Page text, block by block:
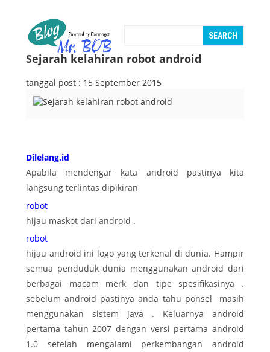
Sejarah kelahiran robot android
tanggal post : 15 September 2015
Dilelang.id
Apabila mendengar kata android pastinya kita
langsung terlintas dipikiran
robot
hijau maskot dari android .
robot
hijau android ini logo yang terkenal di dunia. Hampir
semua penduduk dunia menggunakan android dari
berbagai macam merk dan tipe spesifikasinya .
sebelum android pastinya anda tahu ponsel masih
menggunakan sistem java . Keluarnya android
pertama tahun 2007 dengan versi pertama android
1.0 setelah mengalami perkembangan android